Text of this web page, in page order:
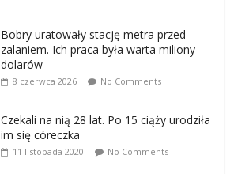
Bobry uratowały stację metra przed
zalaniem. Ich praca była warta miliony
dolarów
8 czerwca 2026 No Comments
Czekali na nią 28 lat. Po 15 ciąży urodziła
im się córeczka
11 listopada 2020 No Comments